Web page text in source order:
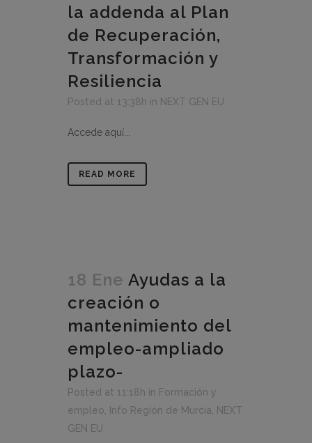
la addenda al Plan
de Recuperación,
Transformación y
Resiliencia
Posted at 13:38h in NEXT GEN EU
Accede aquí...
READ MORE
18 Ene Ayudas a la
creación o
mantenimiento del
empleo-ampliado
plazo-
Posted at 11:18h in Formación y
empleo
Info Región de Murcia
NEXT
GEN EU